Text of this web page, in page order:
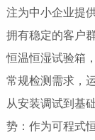
注为中小企业提
拥有稳定的客户
恒温恒湿试验箱
常规检测需求，
从安装调试到基
势：作为可程式